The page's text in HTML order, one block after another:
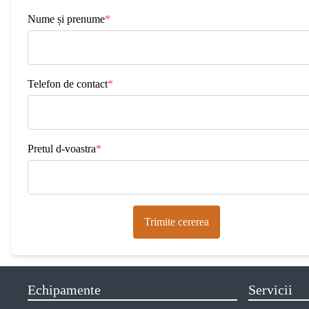
Nume și prenume*
Telefon de contact*
Pretul d-voastra*
Trimite cererea
Echipamente Servicii